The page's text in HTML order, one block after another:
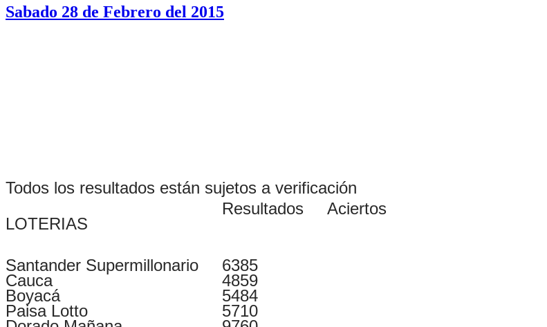
Sabado 28 de Febrero del 2015
Todos los resultados están sujetos a verificación
Resultados
Aciertos
LOTERIAS
Santander Supermillonario
6385
Cauca
4859
Boyacá
5484
Paisa Lotto
5710